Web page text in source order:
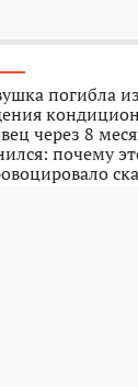
погибла
через 8
почему